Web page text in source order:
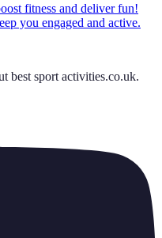
fitness and deliver fun!
you engaged and active.
best sport activities.co.uk.